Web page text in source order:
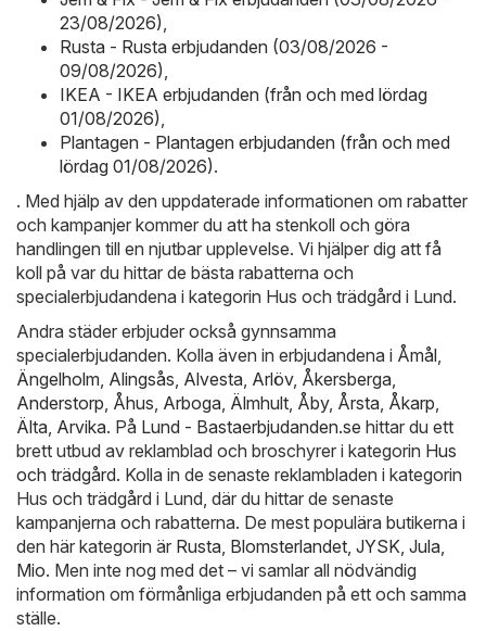
23/08/2026),
Rusta - Rusta erbjudanden (03/08/2026 -
09/08/2026),
IKEA - IKEA erbjudanden (från och med lördag
01/08/2026),
Plantagen - Plantagen erbjudanden (från och med
lördag 01/08/2026).
. Med hjälp av den uppdaterade informationen om rabatter
och kampanjer kommer du att ha stenkoll och göra
handlingen till en njutbar upplevelse. Vi hjälper dig att få
koll på var du hittar de bästa rabatterna och
specialerbjudandena i kategorin Hus och trädgård i Lund.
Andra städer erbjuder också gynnsamma
specialerbjudanden. Kolla även in erbjudandena i Åmål,
Ängelholm, Alingsås, Alvesta, Arlöv, Åkersberga,
Anderstorp, Åhus, Arboga, Älmhult, Åby, Årsta, Åkarp,
Älta, Arvika. På Lund - Bastaerbjudanden.se hittar du ett
brett utbud av reklamblad och broschyrer i kategorin Hus
och trädgård. Kolla in de senaste reklambladen i kategorin
Hus och trädgård i Lund, där du hittar de senaste
kampanjerna och rabatterna. De mest populära butikerna i
den här kategorin är Rusta, Blomsterlandet, JYSK, Jula,
Mio. Men inte nog med det – vi samlar all nödvändig
information om förmånliga erbjudanden på ett och samma
ställe.